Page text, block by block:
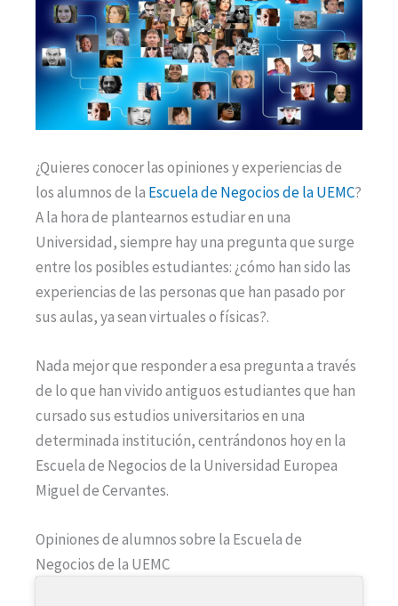
¿Quieres conocer las opiniones y experiencias de
los alumnos de la Escuela de Negocios de la UEMC?
A la hora de plantearnos estudiar en una
Universidad, siempre hay una pregunta que surge
entre los posibles estudiantes: ¿cómo han sido las
experiencias de las personas que han pasado por
sus aulas, ya sean virtuales o físicas?.
Nada mejor que responder a esa pregunta a través
de lo que han vivido antiguos estudiantes que han
cursado sus estudios universitarios en una
determinada institución, centrándonos hoy en la
Escuela de Negocios de la Universidad Europea
Miguel de Cervantes.
Opiniones de alumnos sobre la Escuela de
Negocios de la UEMC